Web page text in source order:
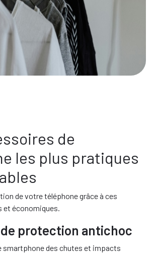
de
les plus pratiques
de votre téléphone grâce à ces
et économiques.
de protection antichoc
smartphone des chutes et impacts